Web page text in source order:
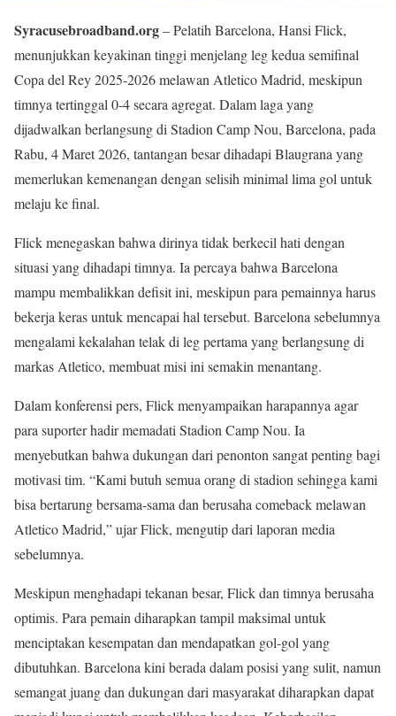
Syracusebroadband.org– Pelatih Barcelona, Hansi Flick,
menunjukkan keyakinan tinggi menjelang leg kedua semifinal
Copa del Rey 2025-2026 melawan Atletico Madrid, meskipun
timnya tertinggal 0-4 secara agregat. Dalam laga yang
dijadwalkan berlangsung di Stadion Camp Nou, Barcelona, pada
Rabu, 4 Maret 2026, tantangan besar dihadapi Blaugrana yang
memerlukan kemenangan dengan selisih minimal lima gol untuk
melaju ke final.
Flick menegaskan bahwa dirinya tidak berkecil hati dengan
situasi yang dihadapi timnya. Ia percaya bahwa Barcelona
mampu membalikkan defisit ini, meskipun para pemainnya harus
bekerja keras untuk mencapai hal tersebut. Barcelona sebelumnya
mengalami kekalahan telak di leg pertama yang berlangsung di
markas Atletico, membuat misi ini semakin menantang.
Dalam konferensi pers, Flick menyampaikan harapannya agar
para suporter hadir memadati Stadion Camp Nou. Ia
menyebutkan bahwa dukungan dari penonton sangat penting bagi
motivasi tim. “Kami butuh semua orang di stadion sehingga kami
bisa bertarung bersama-sama dan berusaha comeback melawan
Atletico Madrid,” ujar Flick, mengutip dari laporan media
sebelumnya.
Meskipun menghadapi tekanan besar, Flick dan timnya berusaha
optimis. Para pemain diharapkan tampil maksimal untuk
menciptakan kesempatan dan mendapatkan gol-gol yang
dibutuhkan. Barcelona kini berada dalam posisi yang sulit, namun
semangat juang dan dukungan dari masyarakat diharapkan dapat